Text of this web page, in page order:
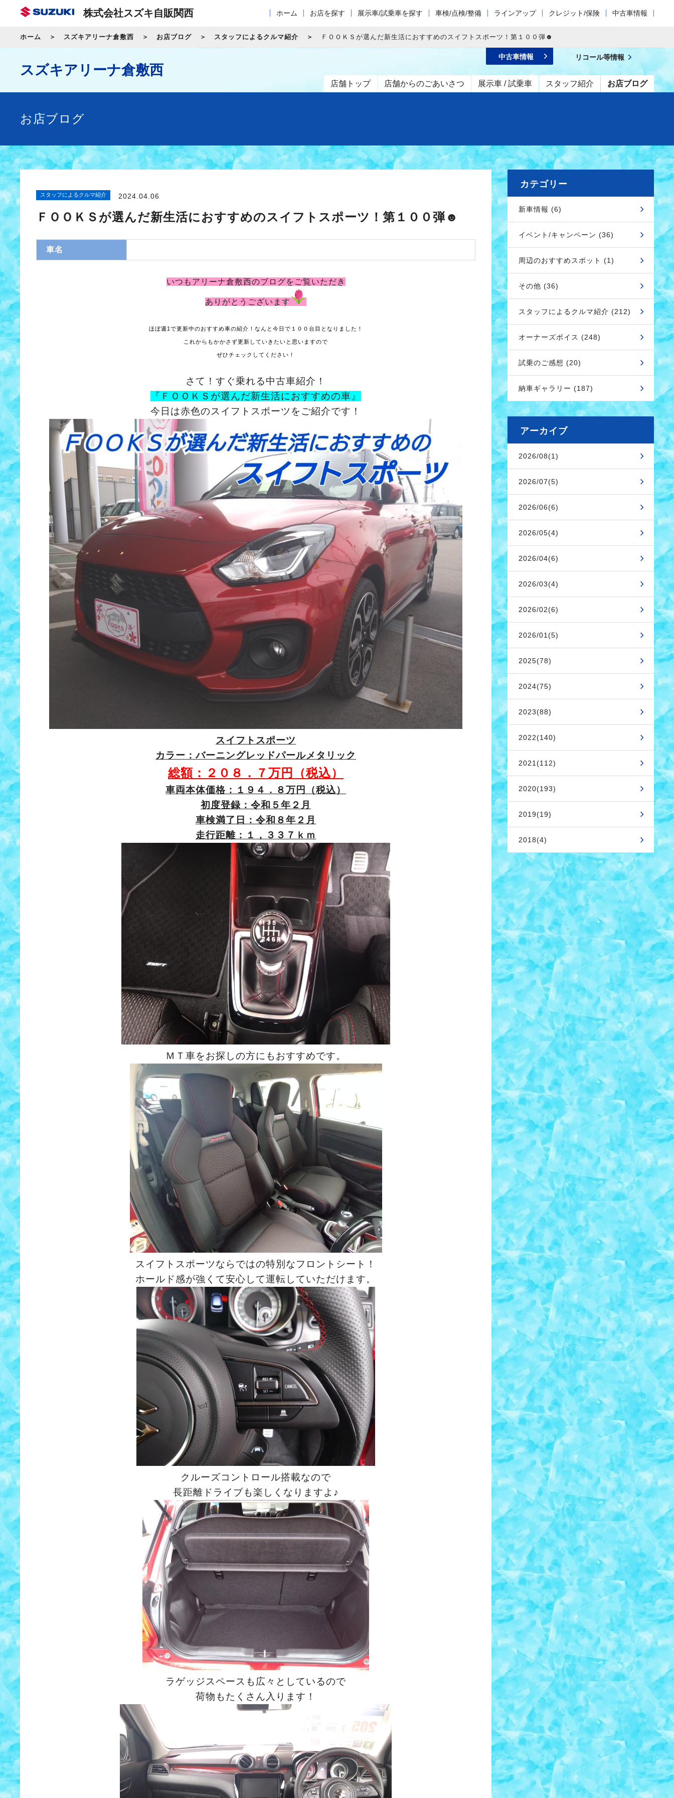
株式会社スズキ自販関西 ホーム お店を探す 展示車/試乗車を探す 車検/点検/整備 ラインアップ クレジット/保険 中古車情報
ホーム スズキアリーナ倉敷西 お店ブログ スタッフによるクルマ紹介 ＦＯＯＫＳが選んだ新生活におすすめのスイフトスポーツ！第１００弾☻
スズキアリーナ倉敷西
店舗トップ 店舗からのごあいさつ 展示車 / 試乗車 スタッフ紹介 お店ブログ
中古車情報 リコール等情報
お店ブログ
スタッフによるクルマ紹介 2024.04.06
ＦＯＯＫＳが選んだ新生活におすすめのスイフトスポーツ！第１００弾☻
車名
いつもアリーナ倉敷西のブログをご覧いただき
ありがとうございます
ほぼ週1で更新中のおすすめ車の紹介！なんと今日で１００台目となりました！
これからもかかさず更新していきたいと思いますので
ぜひチェックしてください！
さて！すぐ乗れる中古車紹介！
『ＦＯＯＫＳが選んだ新生活におすすめの車』
今日は赤色のスイフトスポーツをご紹介です！
スイフトスポーツ
カラー：バーニングレッドパールメタリック
総額：２０８．７万円（税込）
車両本体価格：１９４．８万円（税込）
初度登録：令和５年２月
車検満了日：令和８年２月
走行距離：１，３３７ｋｍ
ＭＴ車をお探しの方にもおすすめです。
スイフトスポーツならではの特別なフロントシート！
ホールド感が強くて安心して運転していただけます。
クルーズコントロール搭載なので
長距離ドライブも楽しくなりますよ♪
ラゲッジスペースも広々としているので
荷物もたくさん入ります！
カテゴリー
新車情報 (6)
イベント/キャンペーン (36)
周辺のおすすめスポット (1)
その他 (36)
スタッフによるクルマ紹介 (212)
オーナーズボイス (248)
試乗のご感想 (20)
納車ギャラリー (187)
アーカイブ
2026/08(1)
2026/07(5)
2026/06(6)
2026/05(4)
2026/04(6)
2026/03(4)
2026/02(6)
2026/01(5)
2025(78)
2024(75)
2023(88)
2022(140)
2021(112)
2020(193)
2019(19)
2018(4)